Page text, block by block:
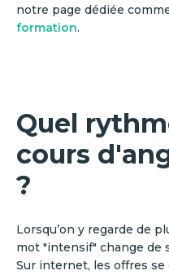
notre page dédiée
formation.
Quel
cours
?
Lorsqu’on y regarde de
mot "intensif" change de
Sur internet, les offres